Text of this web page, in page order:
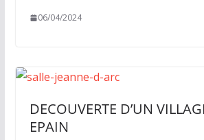
06/04/2024
DECOUVERTE D’UN
EPAIN